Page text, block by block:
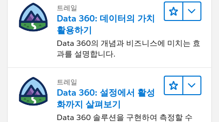
트레일
Data 360: 데이터의 가치
활용하기
Data 360의 개념과 비즈니스에 미치는 효
과를 설명합니다.
트레일
Data 360: 설정에서 활성
화까지 살펴보기
Data 360 솔루션을 구현하여 측정할 수